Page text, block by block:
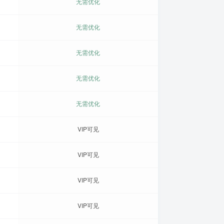
无需优化
无需优化
无需优化
无需优化
VIP可见
VIP可见
VIP可见
VIP可见